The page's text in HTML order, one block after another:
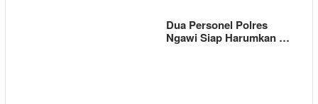
Dua Personel Polres
Ngawi Siap Harumkan …